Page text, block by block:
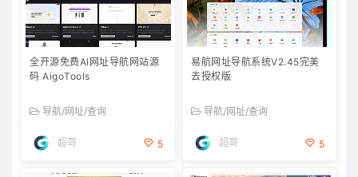
全开源免费AI网址导航网站源
码 AigoTools
导航/网址/查询
超哥 5
易航网址导航系统V2.45完美
去授权版
导航/网址/查询
超哥 5